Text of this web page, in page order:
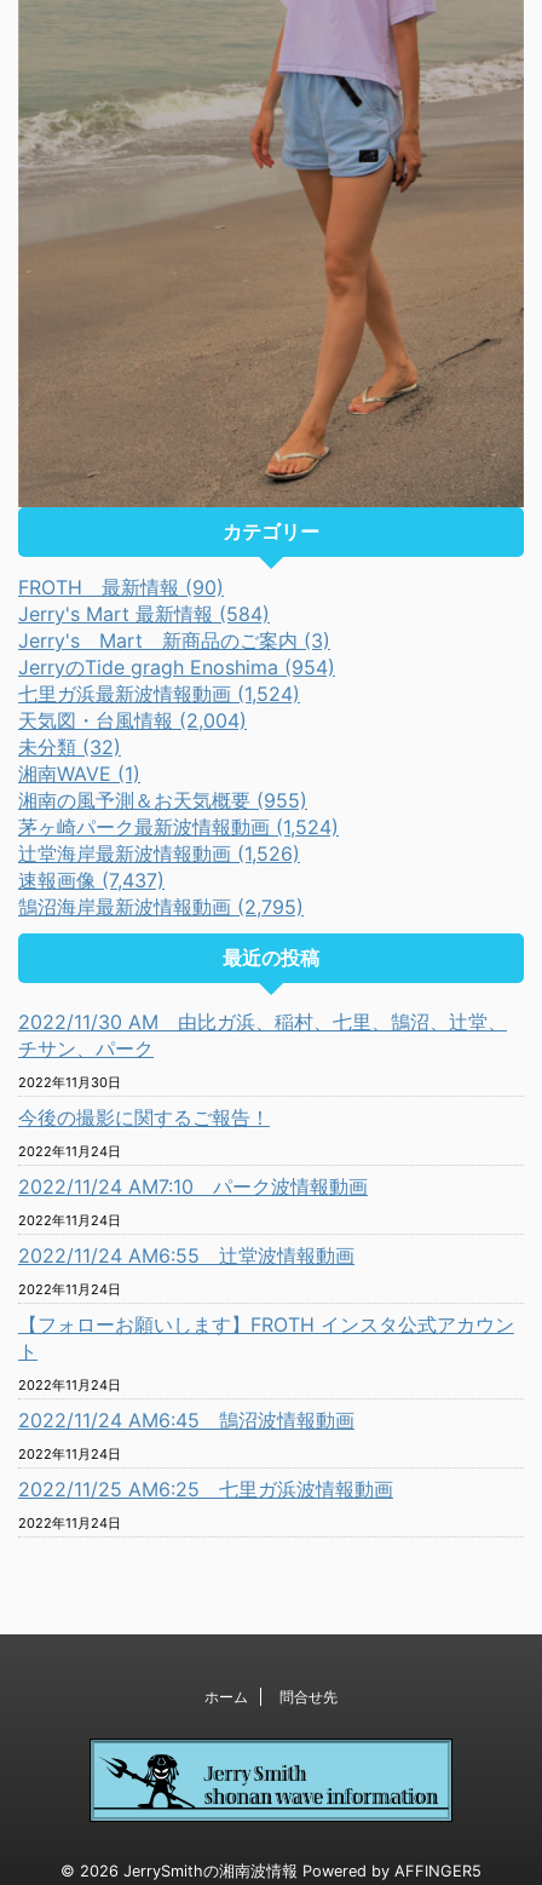
カテゴリー
FROTH 最新情報 (90)
Jerry's Mart 最新情報 (584)
Jerry's Mart 新商品のご案内 (3)
JerryのTide gragh Enoshima (954)
七里ガ浜最新波情報動画 (1,524)
天気図・台風情報 (2,004)
未分類 (32)
湘南WAVE (1)
湘南の風予測＆お天気概要 (955)
茅ヶ崎パーク最新波情報動画 (1,524)
辻堂海岸最新波情報動画 (1,526)
速報画像 (7,437)
鵠沼海岸最新波情報動画 (2,795)
最近の投稿
2022/11/30 AM 由比ガ浜、稲村、七里、鵠沼、辻堂、
チサン、パーク
2022年11月30日
今後の撮影に関するご報告！
2022年11月24日
2022/11/24 AM7:10 パーク波情報動画
2022年11月24日
2022/11/24 AM6:55 辻堂波情報動画
2022年11月24日
【フォローお願いします】FROTH インスタ公式アカウン
ト
2022年11月24日
2022/11/24 AM6:45 鵠沼波情報動画
2022年11月24日
2022/11/25 AM6:25 七里ガ浜波情報動画
2022年11月24日
ホーム 問合せ先
© 2026 JerrySmithの湘南波情報 Powered by AFFINGER5